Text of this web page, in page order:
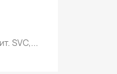
SVC,...